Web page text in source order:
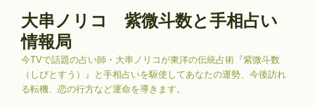
大串ノリコ 紫微斗数と手相占い
情報局
今TVで話題の占い師・大串ノリコが東洋の伝統占術『紫微斗数
（しびとすう）』と手相占いを駆使してあなたの運勢、今後訪れ
る転機、恋の行方など運命を導きます。